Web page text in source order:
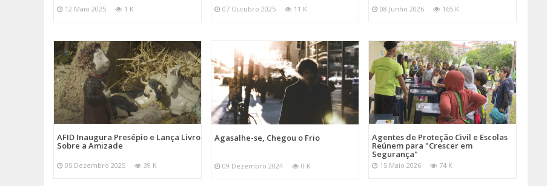
12 Maio 2025 1 K 07 Outubro 2025 11 K 08 Junho 2026 165 K
AFID Inaugura Presépio e Lança Livro
Sobre a Amizade
05 Dezembro 2025 39 K
Agasalhe-se, Chegou o Frio
09 Dezembro 2024 0 K
Agentes de Proteção Civil e Escolas
Reúnem para "Crescer em
Segurança"
15 Maio 2026 74 K